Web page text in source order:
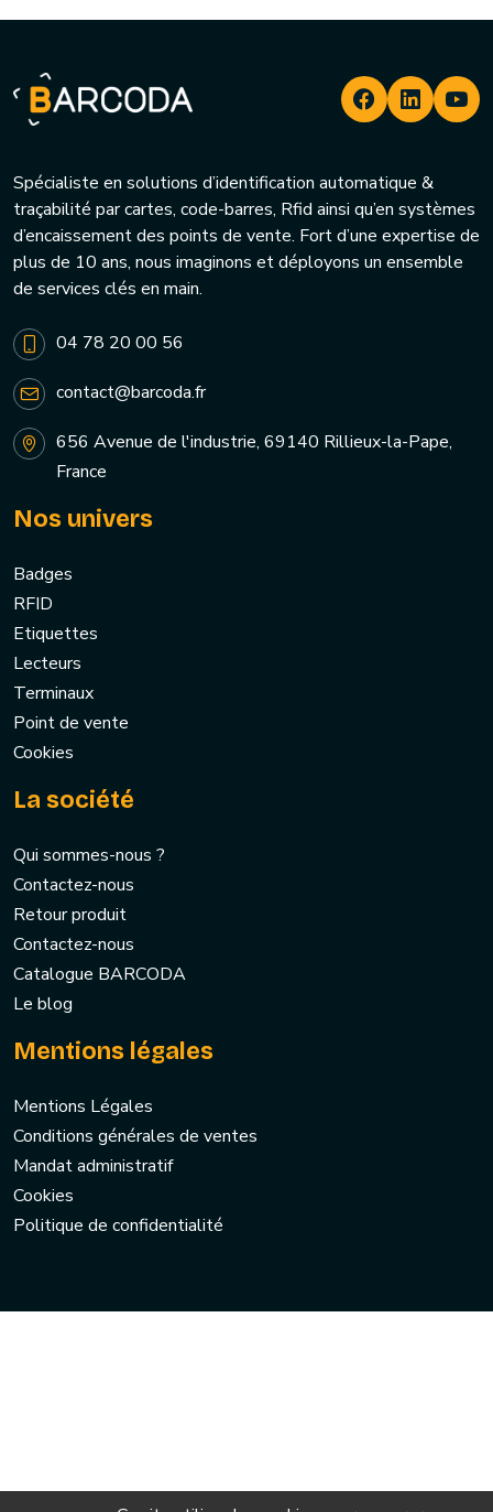
Spécialiste en solutions d’identification automatique &
traçabilité par cartes, code-barres, Rfid ainsi qu’en systèmes
d’encaissement des points de vente. Fort d’une expertise de
plus de 10 ans, nous imaginons et déployons un ensemble
de services clés en main.
04 78 20 00 56
contact@barcoda.fr
656 Avenue de l'industrie, 69140 Rillieux-la-Pape,
France
Nos univers
Badges
RFID
Etiquettes
Lecteurs
Terminaux
Point de vente
Cookies
La société
Qui sommes-nous ?
Contactez-nous
Retour produit
Contactez-nous
Catalogue BARCODA
Le blog
Mentions légales
Mentions Légales
Conditions générales de ventes
Mandat administratif
Cookies
Politique de confidentialité